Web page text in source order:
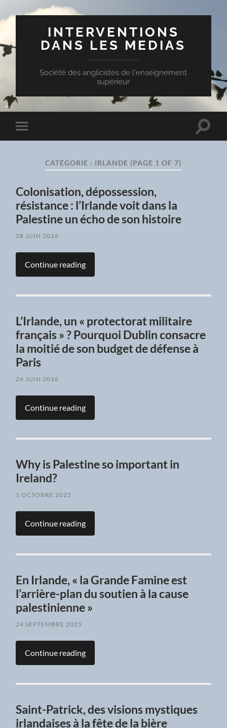
INTERVENTIONS
DANS LES MEDIAS
Société des anglicistes de l'enseignement
supérieur
Toggle
mobile
Toggle
CATÉGORIE : IRLANDE (PAGE 1 OF 7)
Colonisation, dépossession,
résistance : l’Irlande voit dans la
Palestine un écho de son histoire
28 JUIN 2026
Continue reading
L’Irlande, un « protectorat militaire
français » ? Pourquoi Dublin consacre
la moitié de son budget de défense à
Paris
26 JUIN 2026
Continue reading
Why is Palestine so important in
Ireland?
1 OCTOBRE 2025
Continue reading
En Irlande, « la Grande Famine est
l’arrière-plan du soutien à la cause
palestinienne »
24 SEPTEMBRE 2025
Continue reading
Saint-Patrick, des visions mystiques
irlandaises à la fête de la bière